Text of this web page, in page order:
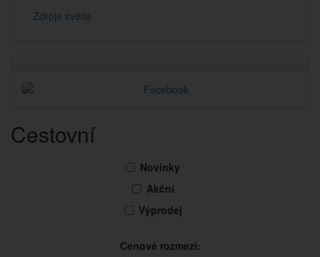
Zdroje světla
Cestovní
Novinky
Akční
Výprodej
Cenové rozmezí: